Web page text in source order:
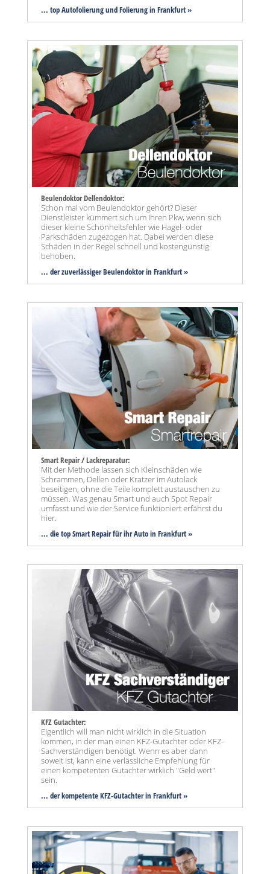
... top Autofolierung und Folierung in Frankfurt »
Beulendoktor Dellendoktor:
Schon mal vom Beulendoktor gehört? Dieser
Dienstleister kümmert sich um Ihren Pkw, wenn sich
dieser kleine Schönheitsfehler wie Hagel- oder
Parkschäden zugezogen hat. Dabei werden diese
Schäden in der Regel schnell und kostengünstig
behoben.
... der zuverlässiger Beulendoktor in Frankfurt »
Smart Repair / Lackreparatur:
Mit der Methode lassen sich Kleinschäden wie
Schrammen, Dellen oder Kratzer im Autolack
beseitigen, ohne die Teile komplett austauschen zu
müssen. Was genau Smart und auch Spot Repair
umfasst und wie der Service funktioniert erfährst du
hier.
... die top Smart Repair für ihr Auto in Frankfurt »
KFZ Gutachter:
Eigentlich will man nicht wirklich in die Situation
kommen, in der man einen KFZ-Gutachter oder KFZ-
Sachverständigen benötigt. Wenn es aber dann
soweit ist, kann eine verlässliche Empfehlung für
einen kompetenten Gutachter wirklich "Geld wert"
sein.
... der kompetente KFZ-Gutachter in Frankfurt »